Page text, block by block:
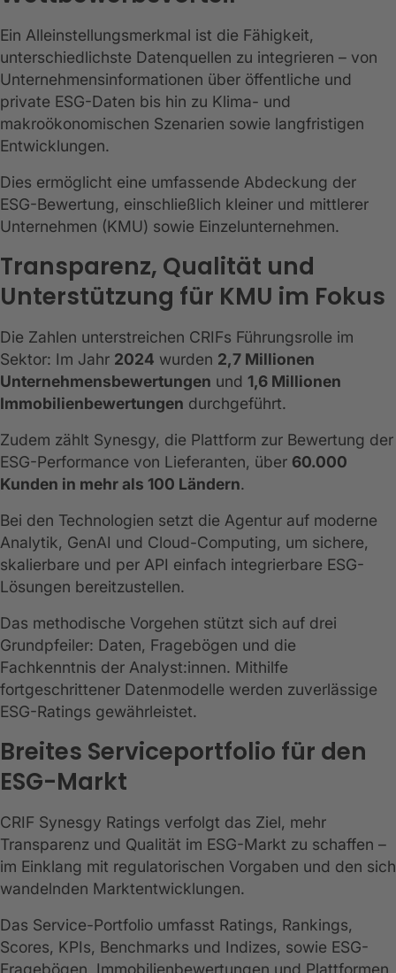
Ein Alleinstellungsmerkmal ist die Fähigkeit,
unterschiedlichste Datenquellen zu integrieren – von
Unternehmensinformationen über öffentliche und
private ESG-Daten bis hin zu Klima- und
makroökonomischen Szenarien sowie langfristigen
Entwicklungen.
Dies ermöglicht eine umfassende Abdeckung der
ESG-Bewertung, einschließlich kleiner und mittlerer
Unternehmen (KMU) sowie Einzelunternehmen.
Transparenz, Qualität und
Unterstützung für KMU im Fokus
Die Zahlen unterstreichen CRIFs Führungsrolle im
Sektor: Im Jahr 2024 wurden 2,7 Millionen
Unternehmensbewertungen und 1,6 Millionen
Immobilienbewertungen durchgeführt.
Zudem zählt Synesgy, die Plattform zur Bewertung der
ESG-Performance von Lieferanten, über 60.000
Kunden in mehr als 100 Ländern.
Bei den Technologien setzt die Agentur auf moderne
Analytik, GenAI und Cloud-Computing, um sichere,
skalierbare und per API einfach integrierbare ESG-
Lösungen bereitzustellen.
Das methodische Vorgehen stützt sich auf drei
Grundpfeiler: Daten, Fragebögen und die
Fachkenntnis der Analyst:innen. Mithilfe
fortgeschrittener Datenmodelle werden zuverlässige
ESG-Ratings gewährleistet.
Breites Serviceportfolio für den
ESG-Markt
CRIF Synesgy Ratings verfolgt das Ziel, mehr
Transparenz und Qualität im ESG-Markt zu schaffen –
im Einklang mit regulatorischen Vorgaben und den sich
wandelnden Marktentwicklungen.
Das Service-Portfolio umfasst Ratings, Rankings,
Scores, KPIs, Benchmarks und Indizes, sowie ESG-
Fragebögen, Immobilienbewertungen und Plattformen